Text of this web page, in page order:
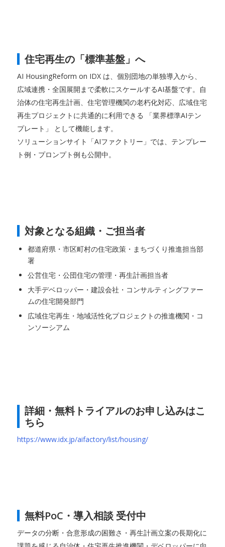
住宅再生の「標準基盤」へ
AI HousingReform on IDX は、個別団地の単独導入から、
広域連携・全国展開まで柔軟にスケールするAI基盤です。自
治体の住宅再生計画、住宅管理機関の老朽化対応、広域住宅
再生プロジェクトに共通的に利用できる 「業界標準AIテン
プレート」 として機能します。
ソリューションサイト「AIファクトリー」では、テンプレー
ト例・プロンプト例も公開中。
対象となる組織・ご担当者
都道府県・市区町村の住宅政策・まちづくり推進担当部
署
公営住宅・公団住宅の管理・再生計画担当者
大手デベロッパー・建設会社・コンサルティングファー
ムの住宅開発部門
広域住宅再生・地域活性化プロジェクトの推進機関・コ
ンソーシアム
詳細・無料トライアルのお申し込みはこ
ちら
https://www.idx.jp/aifactory/list/housing/
無料PoC・導入相談 受付中
データの分断・合意形成の困難さ・再生計画立案の長期化に